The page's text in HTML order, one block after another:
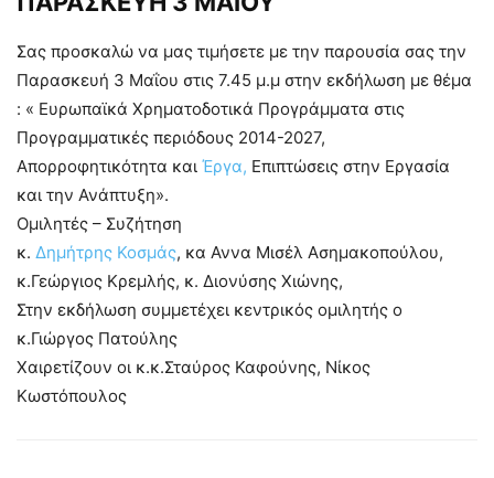
Σας προσκαλώ να μας τιμήσετε με την παρουσία σας την
Παρασκευή 3 Μαΐου στις 7.45 μ.μ στην εκδήλωση με θέμα
: « Ευρωπαϊκά Χρηματοδοτικά Προγράμματα στις
Προγραμματικές περιόδους 2014-2027,
Απορροφητικότητα και Έργα, Επιπτώσεις στην Εργασία
και την Ανάπτυξη».
Ομιλητές – Συζήτηση
κ. Δημήτρης Κοσμάς, κα Αννα Μισέλ Ασημακοπούλου,
κ.Γεώργιος Κρεμλής, κ. Διονύσης Χιώνης,
Στην εκδήλωση συμμετέχει κεντρικός ομιλητής ο
κ.Γιώργος Πατούλης
Χαιρετίζουν οι κ.κ.Σταύρος Καφούνης, Νίκος
Κωστόπουλος